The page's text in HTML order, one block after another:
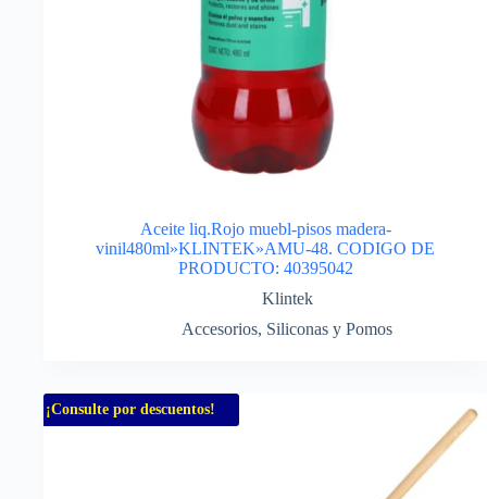
Aceite liq.Rojo muebl-pisos madera-
vinil480ml»KLINTEK»AMU-48. CODIGO DE
PRODUCTO: 40395042
Klintek
Accesorios, Siliconas y Pomos
¡Consulte por descuentos!